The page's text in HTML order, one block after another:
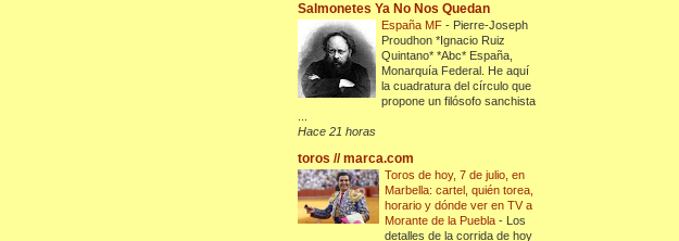
Salmonetes Ya No Nos Quedan
España MF- Pierre-Joseph
Proudhon *Ignacio Ruiz
Quintano* *Abc* España,
Monarquía Federal. He aquí
la cuadratura del círculo que
propone un filósofo sanchista
Hace 21 horas
toros // marca.com
Toros de hoy, 7 de julio, en
Marbella: cartel, quién torea,
horario y dónde ver en TV a
Morante de la Puebla- Los
detalles de la corrida de hoy